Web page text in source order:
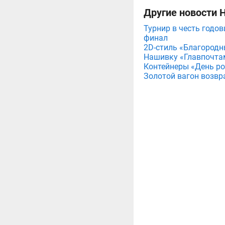
Другие новости
Турнир в честь
финал
2D-стиль
Нашивку
Контейнеры «День
Золотой вагон